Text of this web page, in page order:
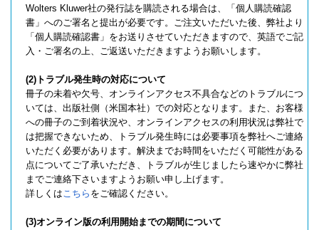
Wolters Kluwer社の発行誌を購読される場合は、「個人購読確認
書」へのご署名と提出が必要です。ご注文いただいた後、弊社より
「個人購読確認書」をお送りさせていただきますので、英語でご記
入・ご署名の上、ご返送いただきますようお願いします。
(2)トラブル発生時の対応について
冊子の未着や欠号、オンラインアクセス不具合などのトラブルにつ
いては、出版社側（米国本社）での対応となります。また、お客様
への冊子のご到着状況や、オンラインアクセスの利用状況は弊社で
は把握できないため、トラブル発生時には必要事項を弊社へご連絡
いただく必要があります。解決までお時間をいただく可能性がある
点についてご了承いただき、トラブルが生じましたら速やかに弊社
までご連絡下さいますようお願い申し上げます。
詳しくはこちら をご確認ください。
(3)オンライン版の利用開始までの期間について